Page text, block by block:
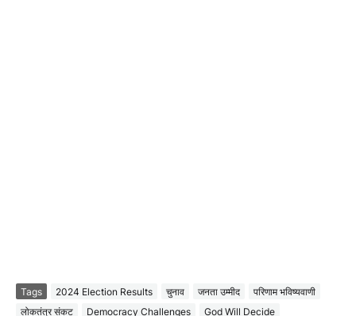
Tags 2024 Election Results चुनाव जनता उम्मीद
परिणाम भविष्यवाणी
लोकतंत्र संकट
Democracy Challenges God Will Decide